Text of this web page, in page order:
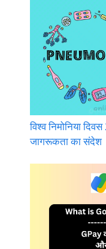
विश्व निमोनिया
जागरूकता का संदेश